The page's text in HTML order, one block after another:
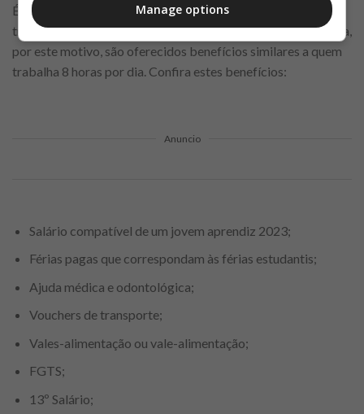
É importante destacarmos primeiramente que a carga de
trabalho do jovem aprendiz é em média de 4 a 6 horas por dia,
por este motivo, são oferecidos benefícios similares a quem
trabalha 8 horas por dia. Confira estes benefícios:
Anuncio
Salário compatível de um jovem aprendiz 2023;
Férias pagas que correspondam às férias estudantis;
Ajuda médica e odontológica;
Vouchers de transporte;
Vales-alimentação ou vale-alimentação;
FGTS;
13º Salário;
Manage options